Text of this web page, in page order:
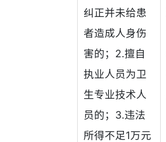
纠正并未给患
者造成人身伤
害的；2.擅自
执业人员为卫
生专业技术人
员的；3.违法
所得不足1万元